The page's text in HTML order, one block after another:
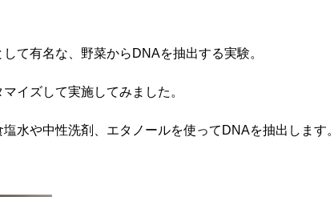
して有名な、野菜からDNAを抽出する実験。
イズして実施してみました。
水や中性洗剤、エタノールを使ってDNAを抽出します。